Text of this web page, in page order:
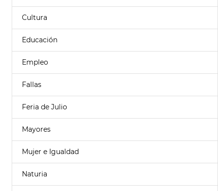
Cultura
Educación
Empleo
Fallas
Feria de Julio
Mayores
Mujer e Igualdad
Naturia